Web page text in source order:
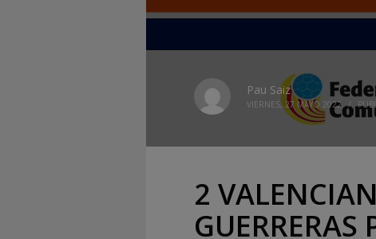
Pau Saiz
VIERNES, 27 MAYO 2022 /
2
GUERRERAS